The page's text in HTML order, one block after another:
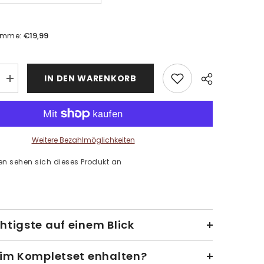
€19,99
Menge
erhöhen
für
Zahlen:
IN DEN WARENKORB
Weitere Bezahlmöglichkeiten
sehen sich dieses Produkt an
auf einem Blick
Kompletset enhalten?